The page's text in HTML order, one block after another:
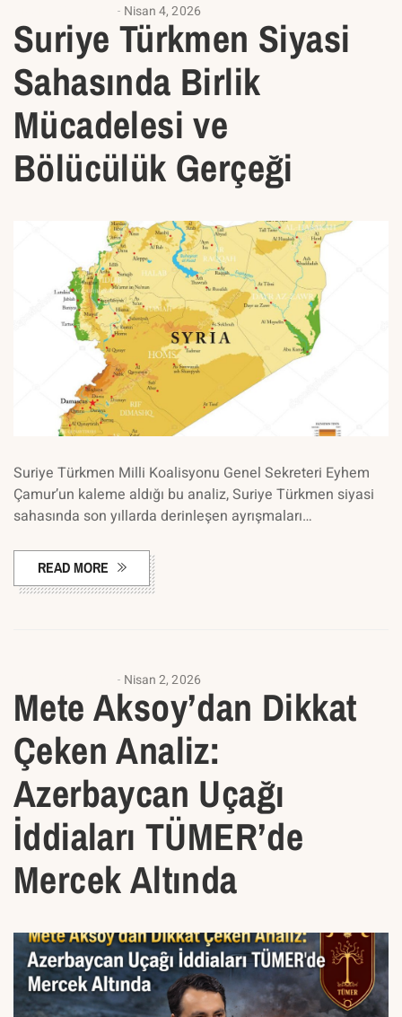
Nisan 4, 2026
Suriye Türkmen Siyasi
Sahasında Birlik
Mücadelesi ve
Bölücülük Gerçeği
Suriye Türkmen Milli Koalisyonu Genel Sekreteri Eyhem
Çamur’un kaleme aldığı bu analiz, Suriye Türkmen siyasi
sahasında son yıllarda derinleşen ayrışmaları…
READ MORE
Nisan 2, 2026
Mete Aksoy’dan Dikkat
Çeken Analiz:
Azerbaycan Uçağı
İddiaları TÜMER’de
Mercek Altında